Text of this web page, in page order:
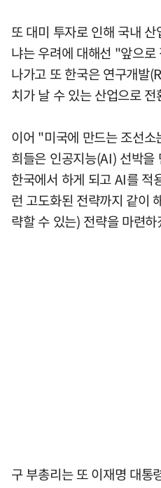
또 대미 투자로 인해 국내
냐는 우려에 대해선 "앞으
나가고 또 한국은 연구개발
치가 날 수 있는 산업으로
이어 "미국에 만드는 조선
희들은 인공지능(AI) 선박
한국에서 하게 되고 AI를 적
런 고도화된 전략까지 같이
략할 수 있는) 전략을 마련
구 부총리는 또 이재명 대통